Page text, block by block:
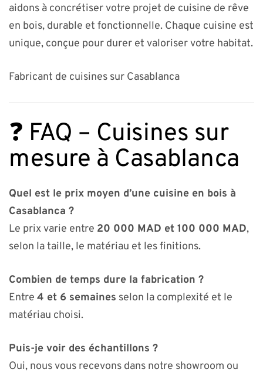
aidons à concrétiser votre projet de cuisine de rêve
en bois, durable et fonctionnelle. Chaque cuisine est
unique, conçue pour durer et valoriser votre habitat.
Fabricant de cuisines sur Casablanca
❓ FAQ – Cuisines sur
mesure à Casablanca
Quel est le prix moyen d’une cuisine en bois à
Casablanca ?
Le prix varie entre 20 000 MAD et 100 000 MAD,
selon la taille, le matériau et les finitions.
Combien de temps dure la fabrication ?
Entre 4 et 6 semaines selon la complexité et le
matériau choisi.
Puis-je voir des échantillons ?
Oui, nous vous recevons dans notre showroom ou